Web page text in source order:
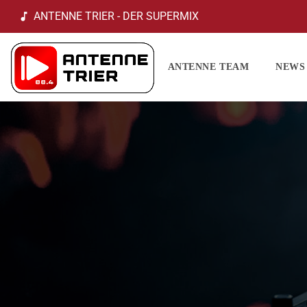
music_note ANTENNE TRIER - DER SUPERMIX
ANTENNE TEAM NEWS